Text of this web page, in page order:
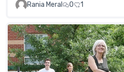
Rania Meral 0 1